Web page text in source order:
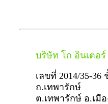
บริษัท โก อินเตอ
เลขที่ 2014/35-36
ถ.เทพารักษ์
ต.เทพารักษ์ อ.เมื